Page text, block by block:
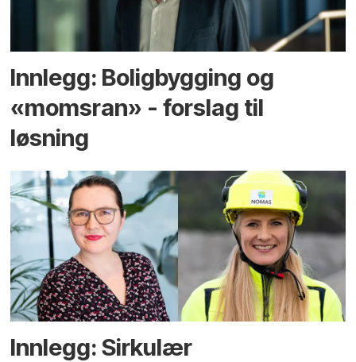
Innlegg: Boligbygging og
«momsran» - forslag til
løsning
Innlegg: Sirkulær